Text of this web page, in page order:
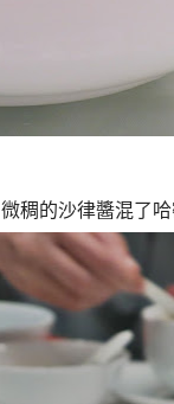
微稠的沙律醬混了